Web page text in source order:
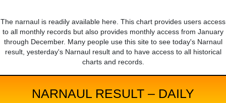
The narnaul is readily available here. This chart provides users access
to all monthly records but also provides monthly access from January
through December. Many people use this site to see today's Narnaul
result, yesterday's Narnaul result and to have access to all historical
charts and records.
NARNAUL RESULT – DAILY